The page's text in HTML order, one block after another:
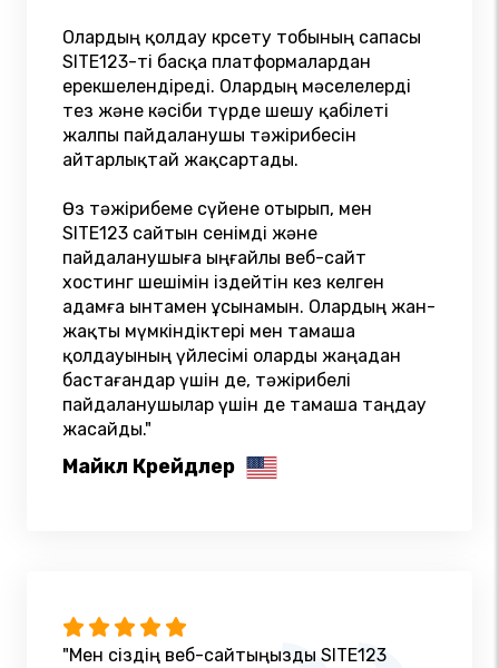
Олардың қолдау көрсету тобының сапасы
SITE123-ті басқа платформалардан
ерекшелендіреді. Олардың мәселелерді
тез және кәсіби түрде шешу қабілеті
жалпы пайдаланушы тәжірибесін
айтарлықтай жақсартады.
Өз тәжірибеме сүйене отырып, мен
SITE123 сайтын сенімді және
пайдаланушыға ыңғайлы веб-сайт
хостинг шешімін іздейтін кез келген
адамға ынтамен ұсынамын. Олардың жан-
жақты мүмкіндіктері мен тамаша
қолдауының үйлесімі оларды жаңадан
бастағандар үшін де, тәжірибелі
пайдаланушылар үшін де тамаша таңдау
жасайды."
Майкл Крейдлер
"Мен сіздің веб-сайтыңызды SITE123